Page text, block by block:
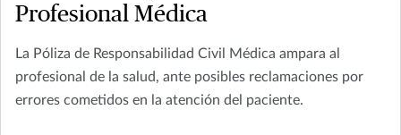
Profesional Médica
La Póliza de Responsabilidad Civil Médica ampara al
profesional de la salud, ante posibles reclamaciones por
errores cometidos en la atención del paciente.